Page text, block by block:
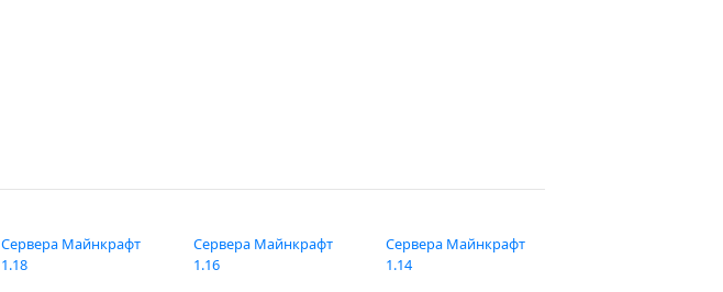
Сервера Майнкрафт
1.18
Сервера Майнкрафт
1.16
Сервера Майнкрафт
1.14